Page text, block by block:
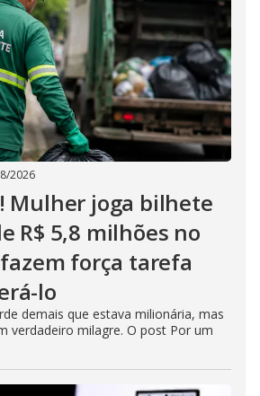
2026
Mulher joga bilhete
R$ 5,8 milhões no
força tarefa
lo
demais que estava milionária, mas
verdadeiro milagre. O post Por um